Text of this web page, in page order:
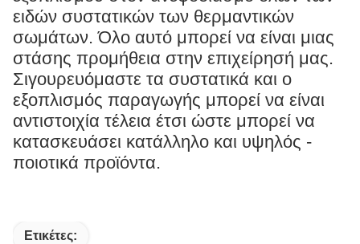
ειδών συστατικών των θερμαντικών
σωμάτων. Όλο αυτό μπορεί να είναι μιας
στάσης προμήθεια στην επιχείρησή μας.
Σιγουρευόμαστε τα συστατικά και ο
εξοπλισμός παραγωγής μπορεί να είναι
αντιστοιχία τέλεια έτσι ώστε μπορεί να
κατασκευάσει κατάλληλο και υψηλός -
ποιοτικά προϊόντα.
Ετικέτες: